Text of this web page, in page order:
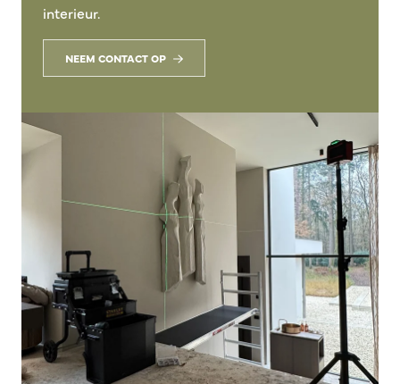
interieur.
NEEM CONTACT OP